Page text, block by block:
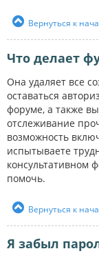
Вернуться к
Что делает
Она удаляет все
оставаться
форуме, а также
отслеживание
возможность
испытываете
консультативном
помочь.
Вернуться к
Я забыл